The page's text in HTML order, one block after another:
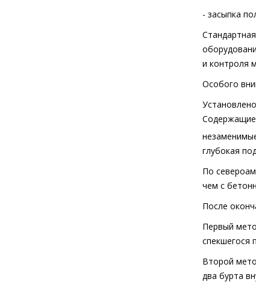
- засыпка
и контроля
Особого
глубокая
По
чем с
После
Первый
спекшегося
Второй
два бурта